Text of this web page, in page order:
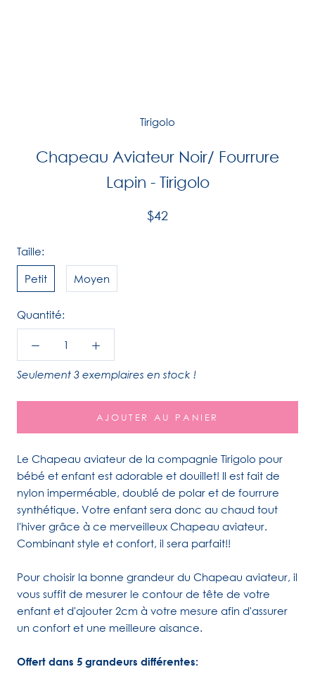
Tirigolo
Chapeau Aviateur Noir/ Fourrure
Lapin - Tirigolo
$42
Taille:
Petit Moyen
Quantité:
Seulement 3 exemplaires en stock !
AJOUTER AU PANIER
Le Chapeau aviateur de la compagnie Tirigolo pour
bébé et enfant est adorable et douillet! Il est fait de
nylon imperméable, doublé de polar et de fourrure
synthétique. Votre enfant sera donc au chaud tout
l'hiver grâce à ce merveilleux Chapeau aviateur.
Combinant style et confort, il sera parfait!!
Pour choisir la bonne grandeur du Chapeau aviateur, il
vous suffit de mesurer le contour de tête de votre
enfant et d'ajouter 2cm à votre mesure afin d'assurer
un confort et une meilleure aisance.
Offert dans 5 grandeurs différentes: